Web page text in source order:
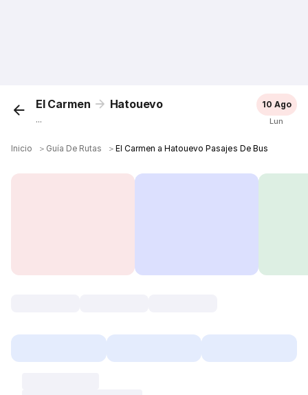
El Carmen Hatouevo
...
10 Ago
Lun
Inicio ＞ Guía De Rutas ＞El Carmen a Hatouevo Pasajes De Bus